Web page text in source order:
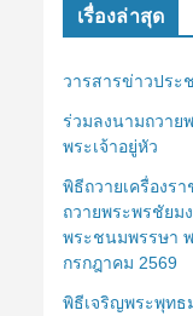
เรื่องล่าสุด
วารสารข่าวประ
ร่วมลงนามถวาย
พระเจ้าอยู่หัว
พิธีถวายเครื่องร
ถวายพระพรชัยม
พระชนมพรรษา
กรกฎาคม 2569
พิธีเจริญพระพุทธ